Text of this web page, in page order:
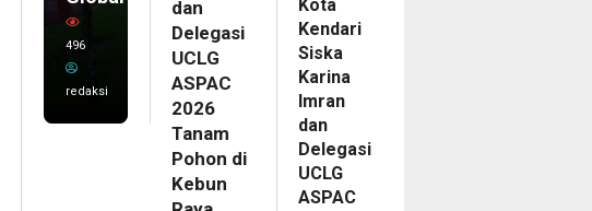
496
redaksi
dan
Delegasi
UCLG
ASPAC
2026
Tanam
Pohon di
Kebun
Kota
Kendari
Siska
Karina
Imran
dan
Delegasi
UCLG
ASPAC